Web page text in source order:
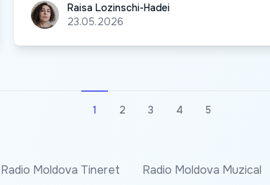
Raisa Lozinschi-Hadei
Raisa Lozinschi-Hadei
23.05.2026
1 2 3 4 5
Radio Moldova Tineret Radio Moldova Muzical